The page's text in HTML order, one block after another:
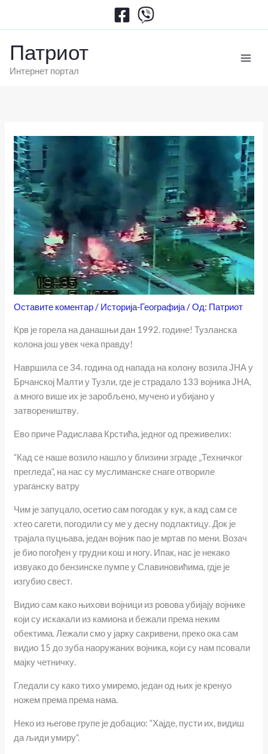
Патриот
Интернет портал
Оставите коментар/ Историја-Географија/ Од: Патриот
Крв је горела на данашњи дан 1992. године! Тузланска
колона још увек чека правду!
Навршила се 34. година од напада на колону возила ЈНА у
Брчанској Малти у Тузли, где је страдало 133 војника ЈНА,
а много више их је заробљено, мучено и убијано у
затвореништву.
Ево приче Радислава Крстића, једног од преживелих:
“Кад се наше возило нашло у близини зграде „Техничког
прегледа“, на нас су муслиманске снаге отвориле
ураганску ватру
Чим је запуцало, осетио сам погодак у кук, а кад сам се
хтео сагети, погодили су ме у десну подлактицу. Док је
трајала пуцњава, један војник пао је мртав по мени. Возач
је био погођен у грудни кош и ногу. Ипак, нас је некако
извуако до бензинске пумпе у Славиновићима, гдје је
изгубио свест.
Видио сам како њихови војници из ровова убијају војнике
који су искакали из камиона и бежали према неким
обектима. Лежали смо у јарку сакривени, преко ока сам
видио 15 до зуба наоружаних војника, који су нам псовали
мајку четничку.
Гледали су како тихо умиремо, један од њих је кренуо
ножем према према нама.
Неко из његове групе је добацио: “Хајде, пусти их, видиш
да љиди умиру“.